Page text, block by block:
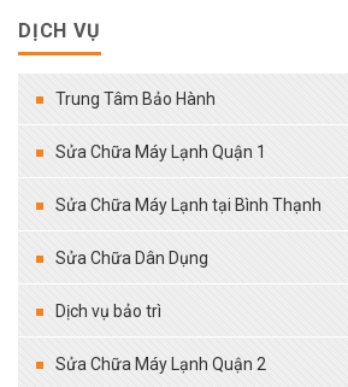
DỊCH VỤ
Trung Tâm Bảo Hành
Sửa Chữa Máy Lạnh Quận 1
Sửa Chữa Máy Lạnh tại Bình Thạnh
Sửa Chữa Dân Dụng
Dịch vụ bảo trì
Sửa Chữa Máy Lạnh Quận 2